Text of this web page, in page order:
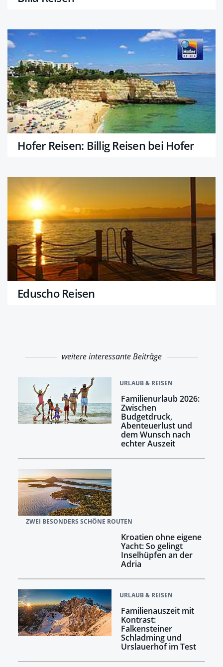
Hofer Reisen: Billig Reisen bei Hofer
Eduscho Reisen
weitere interessante Beiträge
URLAUB & REISEN
Familienurlaub 2026:
Zwischen
Budgetdruck,
Abenteuerlust und
dem Wunsch nach
echter Auszeit
ZWEI BESONDERS SCHÖNE ROUTEN
Kroatien ohne eigene
Yacht: So gelingt
Inselhüpfen an der
Adria
URLAUB & REISEN
Familienauszeit mit
Kontrast:
Falkensteiner
Schladming und
Urslauerhof im Test